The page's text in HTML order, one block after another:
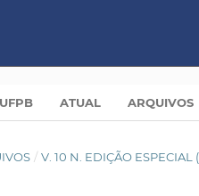
ATUAL ARQUIVOS
/ V. 10 N. EDIÇÃO